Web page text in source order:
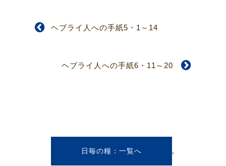
ヘブライ人への手紙5・1～14
ヘブライ人への手紙6・11～20
日毎の糧 ,